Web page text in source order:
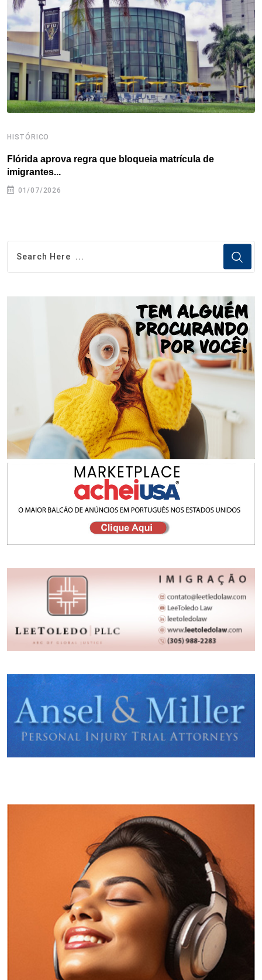
o
k
r I
n
e
s
s p
p
HISTÓRICO
Flórida aprova regra que bloqueia matrícula de
imigrantes...
01/07/2026